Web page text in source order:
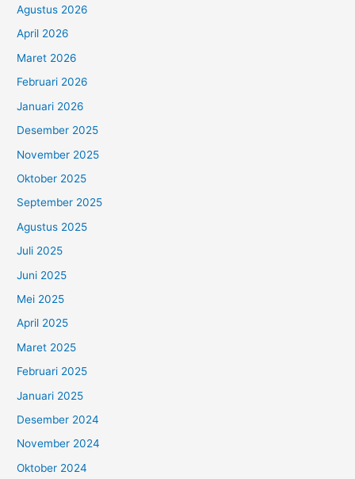
Agustus 2026
April 2026
Maret 2026
Februari 2026
Januari 2026
Desember 2025
November 2025
Oktober 2025
September 2025
Agustus 2025
Juli 2025
Juni 2025
Mei 2025
April 2025
Maret 2025
Februari 2025
Januari 2025
Desember 2024
November 2024
Oktober 2024